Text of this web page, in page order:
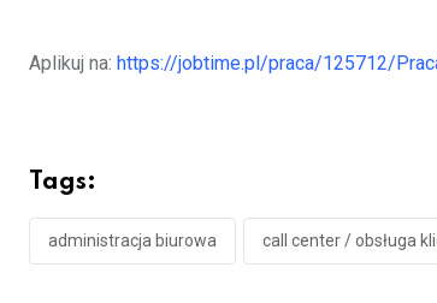
Aplikuj na: https://jobtime.pl/praca/125712/
Tags:
administracja biurowa call center / obsługa